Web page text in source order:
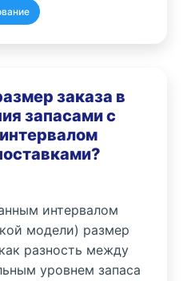
заказа в
запасами с
интервалом
модели) размер
разность между
уровнем запаса